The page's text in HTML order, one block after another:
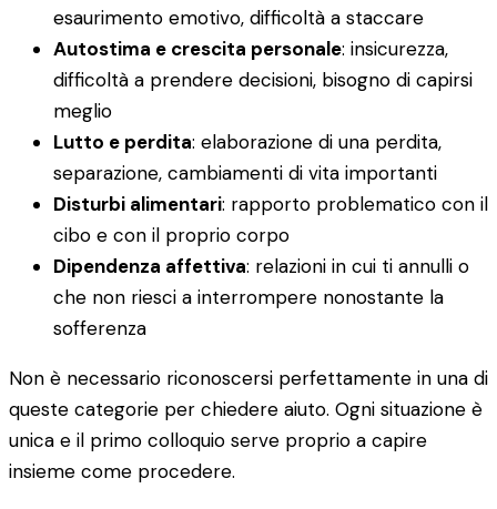
esaurimento emotivo, difficoltà a staccare
Autostima e crescita personale: insicurezza,
difficoltà a prendere decisioni, bisogno di capirsi
meglio
Lutto e perdita: elaborazione di una perdita,
separazione, cambiamenti di vita importanti
Disturbi alimentari: rapporto problematico con il
cibo e con il proprio corpo
Dipendenza affettiva: relazioni in cui ti annulli o
che non riesci a interrompere nonostante la
sofferenza
Non è necessario riconoscersi perfettamente in una di
queste categorie per chiedere aiuto. Ogni situazione è
unica e il primo colloquio serve proprio a capire
insieme come procedere.